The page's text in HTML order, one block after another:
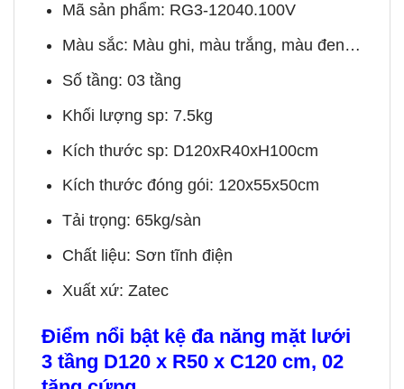
Mã sản phẩm: RG3-12040.100V
Màu sắc: Màu ghi, màu trắng, màu đen…
Số tầng: 03 tầng
Khối lượng sp: 7.5kg
Kích thước sp: D120xR40xH100cm
Kích thước đóng gói: 120x55x50cm
Tải trọng: 65kg/sàn
Chất liệu: Sơn tĩnh điện
Xuất xứ: Zatec
Điểm nổi bật kệ đa năng mặt lưới
3 tầng D120 x R50 x C120 cm, 02